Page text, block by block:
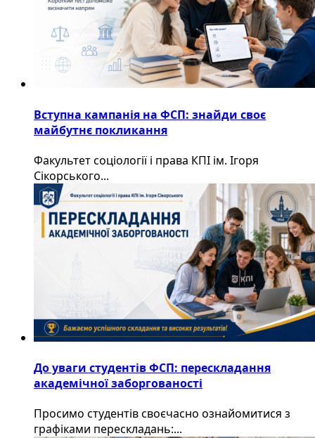
Вступна кампанія на ФСП: знайди своє
майбутнє покликання
Факультет соціології і права КПІ ім. Ігоря
Сікорського...
До уваги студентів ФСП: перескладання
академічної заборгованості
Просимо студентів своєчасно ознайомитися з
графіками перескладань:...